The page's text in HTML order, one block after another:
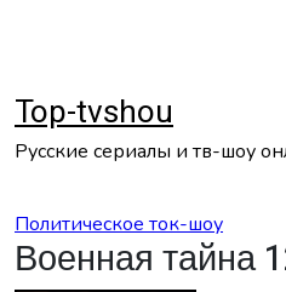
Top-tvshou
Русские сериалы и тв-шоу
Политическое ток-шоу
Военная тайна